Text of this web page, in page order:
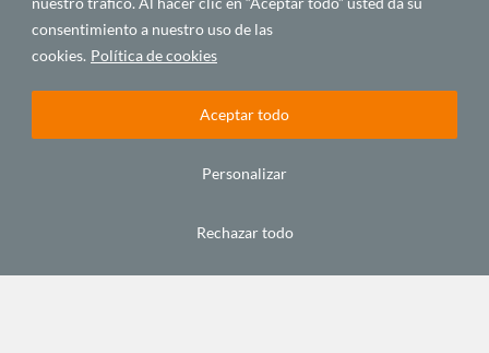
consentimiento a nuestro uso de las
cookies. Política de cookies
Personalizar
Rechazar todo
Aceptar todo
C/ Alfonso XIII, 5. 35003.